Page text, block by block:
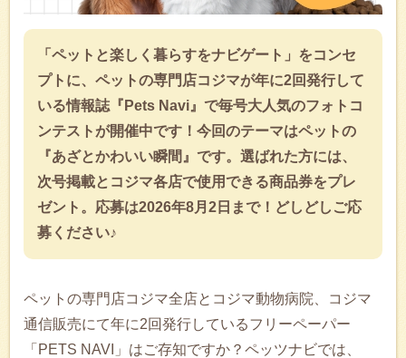
「ペットと楽しく暮らすをナビゲート」をコンセ
プトに、ペットの専門店コジマが年に2回発行して
いる情報誌『Pets Navi』で毎号大人気のフォトコ
ンテストが開催中です！今回のテーマはペットの
『あざとかわいい瞬間』です。選ばれた方には、
次号掲載とコジマ各店で使用できる商品券をプレ
ゼント。応募は2026年8月2日まで！どしどしご応
募ください♪
ペットの専門店コジマ全店とコジマ動物病院、コジマ
通信販売にて年に2回発行しているフリーペーパー
「PETS NAVI」はご存知ですか？ペッツナビでは、